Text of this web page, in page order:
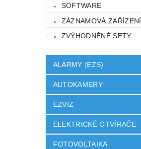
SOFTWARE
ZÁZNAMOVÁ ZAŘÍZENÍ
ZVÝHODNĚNÉ SETY
ALARMY (EZS)
AUTOKAMERY
EZVIZ
ELEKTRICKÉ OTVÍRAČE
FOTOVOLTAIKA